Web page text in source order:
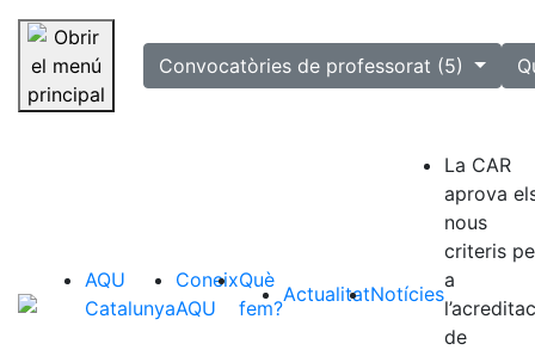
Saltar la navegació
selectedConvocatòries de professorat (5)
AQU
Catalunya
Coneix
AQU
Què
fem?
ActualitatNotícies
La CAR
aprova
nous
criteris
a
de